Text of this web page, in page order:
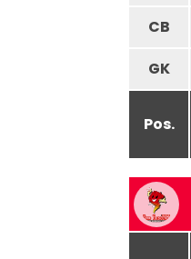
CB
GK
Pos.